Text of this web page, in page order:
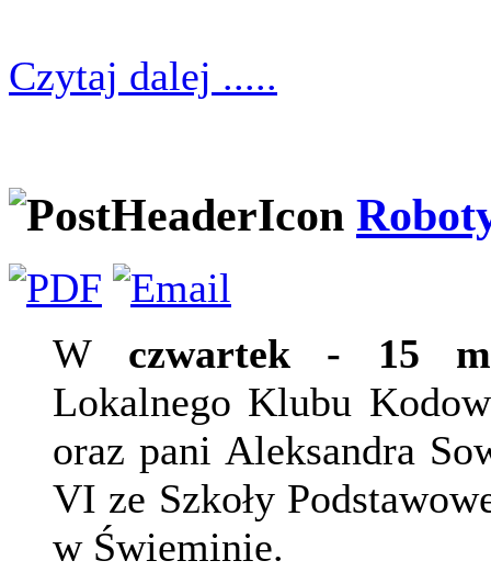
Czytaj dalej .....
W czwartek - 15
Lokalnego Klubu
oraz pani Aleksandra
VI ze Szkoły
w Świeminie.